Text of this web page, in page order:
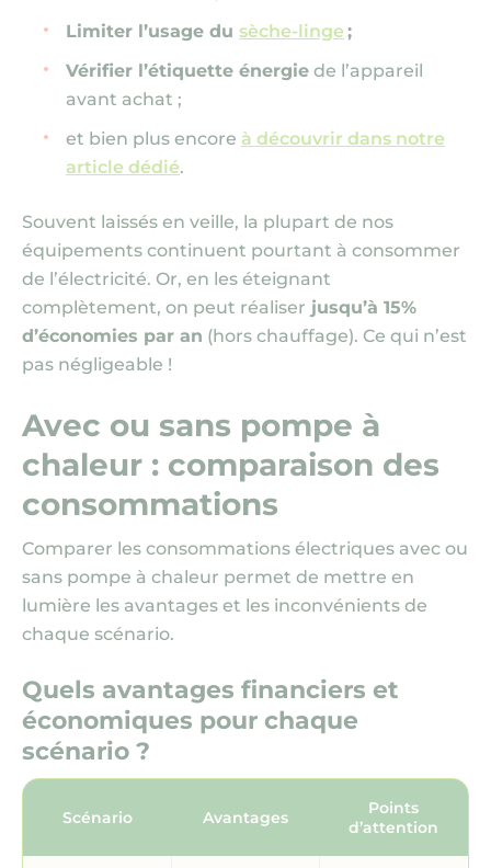
Limiter l’usage du sèche-linge;
Vérifier l’étiquette énergie de l’appareil
avant achat ;
et bien plus encore à découvrir dans notre
article dédié.
Souvent laissés en veille, la plupart de nos
équipements continuent pourtant à consommer
de l’électricité. Or, en les éteignant
complètement, on peut réaliser jusqu’à 15%
d’économies par an (hors chauffage). Ce qui n’est
pas négligeable !
Avec ou sans pompe à
chaleur : comparaison des
consommations
Comparer les consommations électriques avec ou
sans pompe à chaleur permet de mettre en
lumière les avantages et les inconvénients de
chaque scénario.
Quels avantages financiers et
économiques pour chaque
scénario ?
Scénario Avantages
Points
d’attention